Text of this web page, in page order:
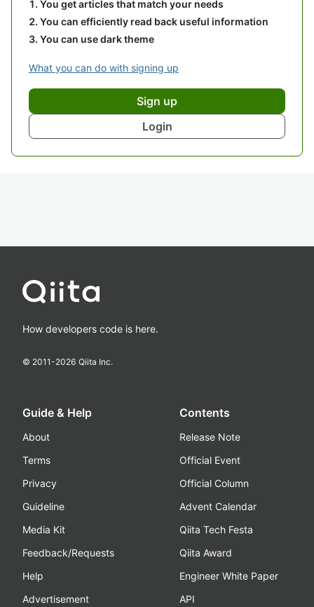
You get articles that match your needs
You can efficiently read back useful information
You can use dark theme
What you can do with signing up
Sign up
Login
How developers code is here.
© 2011-2026 Qiita Inc.
Guide & Help
About
Terms
Privacy
Guideline
Media Kit
Feedback/Requests
Help
Advertisement
Contents
Release Note
Official Event
Official Column
Advent Calendar
Qiita Tech Festa
Qiita Award
Engineer White Paper
API